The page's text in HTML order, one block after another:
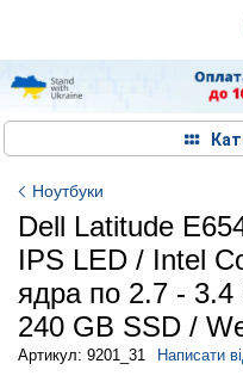
Ноутбуки
Dell Latitude
IPS LED / Intel
ядра по 2.7 -
240 GB SSD /
Артикул: 9201_31 Написати